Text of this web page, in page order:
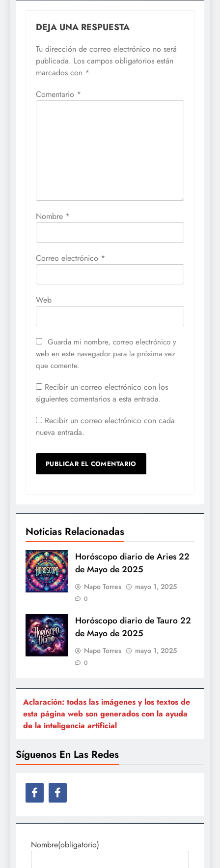
DEJA UNA RESPUESTA
Tu dirección de correo electrónico no será
publicada. Los campos obligatorios están
marcados con *
Comentario *
Nombre *
Correo electrónico *
Web
Guarda mi nombre, correo electrónico y
web en este navegador para la próxima vez
que comente.
Recibir un correo electrónico con los
siguientes comentarios a esta entrada.
Recibir un correo electrónico con cada
nueva entrada.
Noticias Relacionadas
Horóscopo diario de Aries 22
de Mayo de 2025
Napo Torres mayo 1, 2025
0
Horóscopo diario de Tauro 22
de Mayo de 2025
Napo Torres mayo 1, 2025
0
Aclaración: todas las imágenes y los textos de
esta página web son generados con la ayuda
de la inteligencia artificial
Síguenos En Las Redes
Nombre(obligatorio)